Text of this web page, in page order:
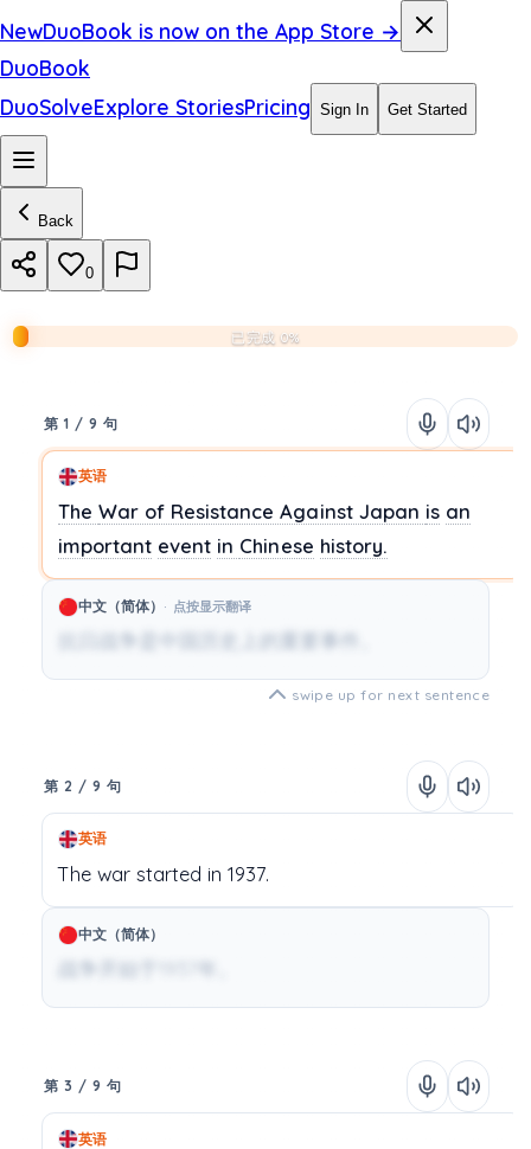
NewDuoBook is now on the App Store →
DuoBook
DuoSolveExplore StoriesPricing Sign In Get Started
Back
0
已完成 0%
第 1 / 9 句
英语
The War of Resistance Against Japan is an
important event in Chinese history.
中文（简体） 点按显示翻译
抗日战争是中国历史上的重要事件。
swipe up for next sentence
第 2 / 9 句
英语
The war started in1937.
中文（简体）
战争开始于1937年。
第 3 / 9 句
英语